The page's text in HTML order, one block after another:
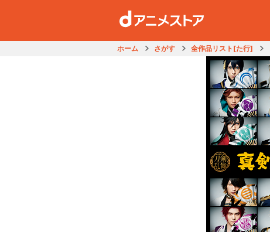
ホーム さがす 全作品リスト[た行]